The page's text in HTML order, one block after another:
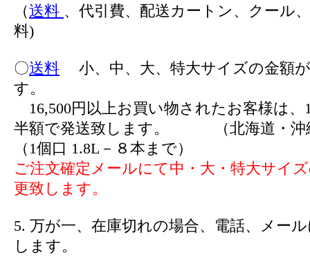
（送料 、代引費、配送カートン、クール
料)
〇送料 小、中、大、特大サイズの金額
す。
16,500円以上お買い物されたお客様は、
半額で発送致します。 （北海道・沖
（1個口 1.8L－８本まで）
ご注文確定メールにて中・大・特大サイ
更致します。
5. 万が一、在庫切れの場合、電話、メー
します。